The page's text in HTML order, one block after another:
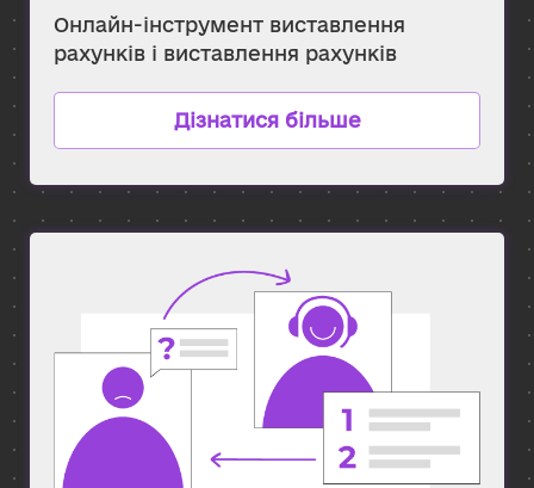
Онлайн-інструмент виставлення
рахунків і виставлення рахунків
Дізнатися більше